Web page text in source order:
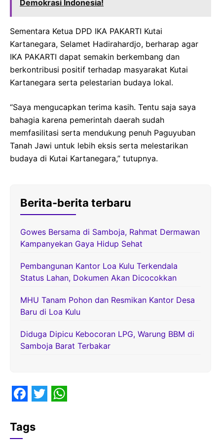
Demokrasi Indonesia!
Sementara Ketua DPD IKA PAKARTI Kutai
Kartanegara, Selamet Hadirahardjo, berharap agar
IKA PAKARTI dapat semakin berkembang dan
berkontribusi positif terhadap masyarakat Kutai
Kartanegara serta pelestarian budaya lokal.
“Saya mengucapkan terima kasih. Tentu saja saya
bahagia karena pemerintah daerah sudah
memfasilitasi serta mendukung penuh Paguyuban
Tanah Jawi untuk lebih eksis serta melestarikan
budaya di Kutai Kartanegara,” tutupnya.
Berita-berita terbaru
Gowes Bersama di Samboja, Rahmat Dermawan
Kampanyekan Gaya Hidup Sehat
Pembangunan Kantor Loa Kulu Terkendala
Status Lahan, Dokumen Akan Dicocokkan
MHU Tanam Pohon dan Resmikan Kantor Desa
Baru di Loa Kulu
Diduga Dipicu Kebocoran LPG, Warung BBM di
Samboja Barat Terbakar
a w
Tags